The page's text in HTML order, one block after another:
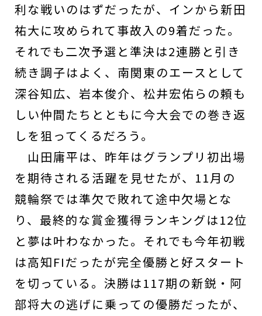
利な戦いのはずだったが、インから新田
祐大に攻められて事故入の9着だった。
それでも二次予選と準決は2連勝と引き
続き調子はよく、南関東のエースとして
深谷知広、岩本俊介、松井宏佑らの頼も
しい仲間たちとともに今大会での巻き返
しを狙ってくるだろう。
山田庸平は、昨年はグランプリ初出場
を期待される活躍を見せたが、11月の
競輪祭では準欠で敗れて途中欠場とな
り、最終的な賞金獲得ランキングは12位
と夢は叶わなかった。それでも今年初戦
は高知FIだったが完全優勝と好スタート
を切っている。決勝は117期の新鋭・阿
部将大の逃げに乗っての優勝だったが、